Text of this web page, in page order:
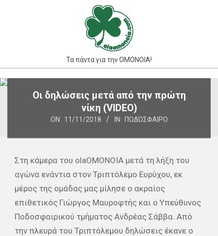
Τα πάντα για την ΟΜΟΝΟΙΑ!
Primary
Οι δηλώσεις μετά από την πρώτη
νίκη (VIDEO)
ON: 11/11/2018 IN: ΠΟΔΌΣΦΑΙΡΟ
Στη κάμερα του olaOMONOIA μετά τη λήξη του
αγώνα ενάντια στον Τριπτόλεμο Ευρύχου, εκ
μέρος της ομάδας μας μίλησε ο ακραίος
επιθετικός Γιώργος Μαυροφτής και ο Υπεύθυνος
Ποδοσφαιρικού τμήματος Ανδρέας Σάββα. Από
την πλευρά του Τριπτόλεμου δηλώσεις έκανε ο